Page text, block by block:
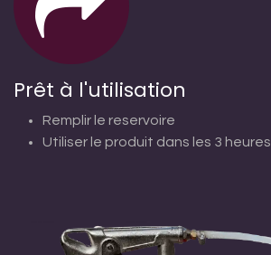
Prêt à l'utilisation
Remplir le reservoire
Utiliser le produit dans les 3 heures